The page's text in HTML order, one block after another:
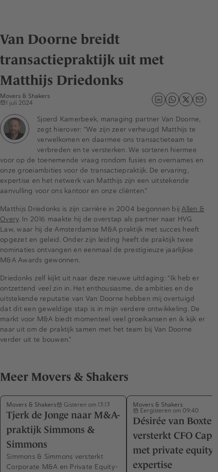
Van Doorne breidt
transactiepraktijk uit met
Matthijs Driedonks
Movers & Shakers
1 juli 2024
Sjoerd Kamerbeek, managing partner Van Doorne,
zegt hierover: “We zijn zeer verheugd Matthijs te
verwelkomen en daarmee ons transactieteam te
verbreden en te versterken. We sorteren hiermee
voor op de toenemende vraag rondom fusies en overnames en
onze groeiambities voor de transactiepraktijk. De ervaring,
expertise en het netwerk van Matthijs zijn een uitstekende
aanvulling voor ons kantoor en onze cliënten.”
Matthijs Driedonks is zijn carrière in 2004 begonnen bijAllen &
Overy. In 2016 maakte hij de overstap als partner naar HVG
Law, waar hij de Amsterdamse M&A praktijk met succes heeft
opgezet en geleid. Onder zijn leiding heeft de praktijk twee
nominaties ontvangen en eenmaal de prestigieuze jaarlijkse
M&A Awards gewonnen.
Driedonks zelf kijkt uit naar deze nieuwe uitdaging: “Ik heb er
ontzettend veel zin in. Het enthousiasme, de ambities en de
uitstekende reputatie van Van Doorne hebben mij overtuigd
dat dit een geweldige stap is in mijn verdere ontwikkeling. De
markt voor M&A biedt momenteel veel groeikansen en ik kijk er
naar uit om de praktijk samen met het team bij Van Doorne
verder uit te bouwen.”
Meer Movers & Shakers
Movers & Shakers Gisteren om 13:13
Tjerk de Jonge naar M&A-
praktijk Simmons &
Simmons
Simmons & Simmons versterkt
Corporate M&A en Private Equity-
Movers & Shakers
Eergisteren om 09:40
Désirée van Boxtel
versterkt CFO
met private equity-
expertise